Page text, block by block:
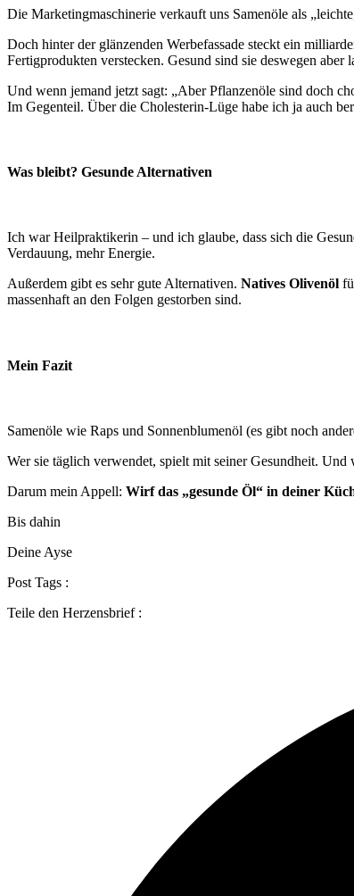
Die Marketingmaschinerie verkauft uns Samenöle als
Doch hinter der glänzenden Werbefassade steckt ein
Fertigprodukten verstecken. Gesund sind sie deswegen aber
Und wenn jemand jetzt sagt: „Aber Pflanzenöle sind doch
Im Gegenteil. Über die Cholesterin-Lüge habe ich ja auch
Was bleibt? Gesunde Alternativen
Ich war Heilpraktikerin – und ich glaube, dass sich die
Verdauung, mehr Energie.
Außerdem gibt es sehr gute Alternativen. Natives Olivenöl
massenhaft an den Folgen gestorben sind.
Mein Fazit
Samenöle wie Raps und Sonnenblumenöl (es gibt noch
Wer sie täglich verwendet, spielt mit seiner Gesundheit.
Darum mein Appell: Wirf das „gesunde Öl“ in deiner
Bis dahin
Deine Ayse
Post Tags :
Teile den Herzensbrief :